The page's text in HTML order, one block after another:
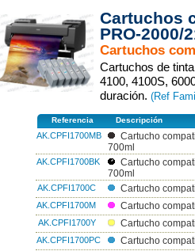
Cartuchos
PRO-2000/
Cartuchos
Cartuchos de
4100, 4100S,
duración. (Ref
Referencia Descripción
AK.CPFI1700MBK
Cartucho
700ml
AK.CPFI1700BK
Cartucho
700ml
AK.CPFI1700C Cartucho
AK.CPFI1700M Cartucho
AK.CPFI1700Y Cartucho
AK.CPFI1700PC Cartucho